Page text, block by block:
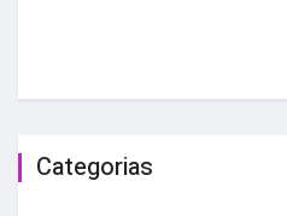
Categorias